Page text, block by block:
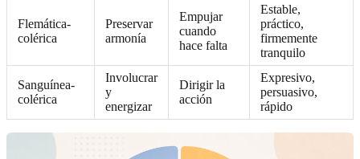
Flemática-
colérica
Preservar
armonía
Empujar
cuando
hace falta
Estable,
práctico,
firmemente
tranquilo
Sanguínea-
colérica
Involucrar
y
energizar
Dirigir la
acción
Expresivo,
persuasivo,
rápido